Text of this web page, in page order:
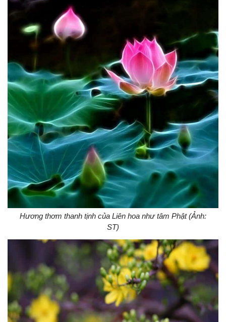
Hương thơm thanh tịnh của Liên hoa như tâm Phật (Ảnh:
ST)